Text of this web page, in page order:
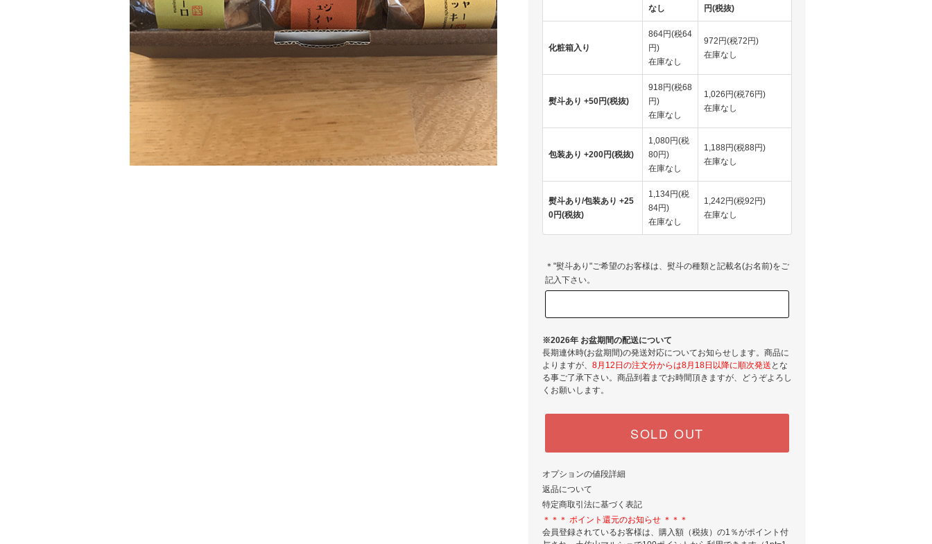
なし
円(税抜)
化粧箱入り
864円(税64
円)
在庫なし
972円(税72円)
在庫なし
熨斗あり +50円(税抜)
918円(税68
円)
在庫なし
1,026円(税76円)
在庫なし
包装あり +200円(税抜)
1,080円(税
80円)
在庫なし
1,188円(税88円)
在庫なし
熨斗あり/包装あり +25
0円(税抜)
1,134円(税
84円)
在庫なし
1,242円(税92円)
在庫なし
＊"熨斗あり"ご希望のお客様は、熨斗の種類と記載名(お名前)をご
記入下さい。
※2026年 お盆期間の配送について
長期連休時(お盆期間)の発送対応についてお知らせします。商品に
よりますが、 8月12日の注文分からは8月18日以降に順次発送 とな
る事ご了承下さい。商品到着までお時間頂きますが、どうぞよろし
くお願いします。
SOLD OUT
オプションの値段詳細
返品について
特定商取引法に基づく表記
＊＊＊ ポイント還元のお知らせ ＊＊＊
会員登録されているお客様は、購入額（税抜）の1％がポイント付